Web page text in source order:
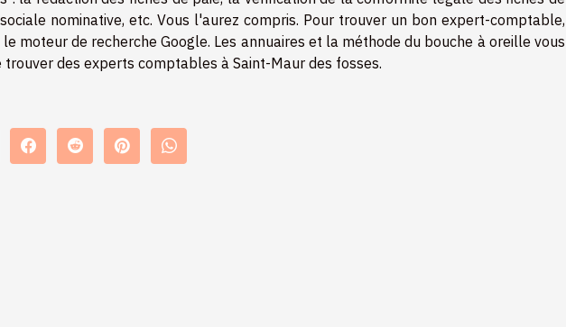
nominative, etc. Vous l'aurez compris. Pour trouver un bon expert-comptable,
moteur de recherche Google. Les annuaires et la méthode du bouche à oreille vous
des experts comptables à Saint-Maur des fosses.